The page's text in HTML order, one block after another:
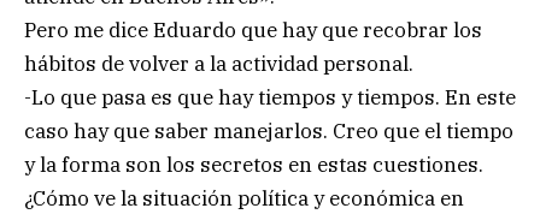
Pero me dice Eduardo que hay que recobrar los
hábitos de volver a la actividad personal.
-Lo que pasa es que hay tiempos y tiempos. En este
caso hay que saber manejarlos. Creo que el tiempo
y la forma son los secretos en estas cuestiones.
¿Cómo ve la situación política y económica en